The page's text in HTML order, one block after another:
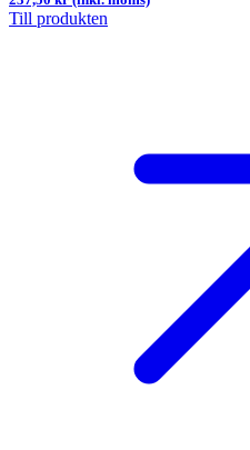
Till produkten